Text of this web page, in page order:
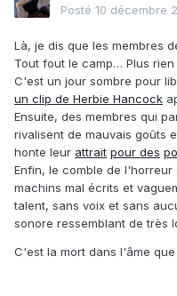
Posté 10 décembre
Là, je dis que les membres
Tout fout le camp… Plus
C'est un jour sombre pour
un clip de Herbie Hancock
Ensuite, des membres qui
rivalisent de mauvais goûts
honte leur attrait pour des
Enfin, le comble de
machins mal écrits et
talent, sans voix et sans
sonore ressemblant de très
C'est la mort dans l'âme